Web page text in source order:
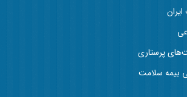
پرستاری
بیمه سلامت